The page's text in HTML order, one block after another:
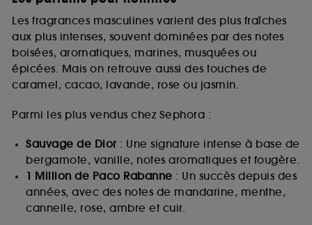
Les fragrances masculines varient des plus fraîches
aux plus intenses, souvent dominées par des notes
boisées, aromatiques, marines, musquées ou
épicées. Mais on retrouve aussi des touches de
caramel, cacao, lavande, rose ou jasmin.
Parmi les plus vendus chez Sephora :
Sauvage de Dior: Une signature intense à base de
bergamote, vanille, notes aromatiques et fougère.
1 Million de Paco Rabanne : Un succès depuis des
années, avec des notes de mandarine, menthe,
cannelle, rose, ambre et cuir.